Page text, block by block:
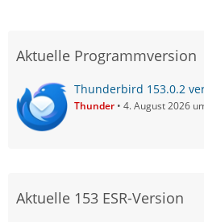
Aktuelle Programmversion
Thunderbird 153.0.2
Thunder 4. August 2026
Aktuelle 153 ESR-Version